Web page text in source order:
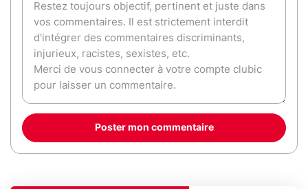
Poster mon commentaire